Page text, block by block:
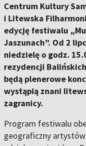
Centrum Kultury
i Litewska
edycję festiwalu
Jaszunach”. Od 2
niedzielę o godz.
rezydencji
będą plenerowe
wystąpią znani
zagranicy.
Program festiwalu
geograficzny